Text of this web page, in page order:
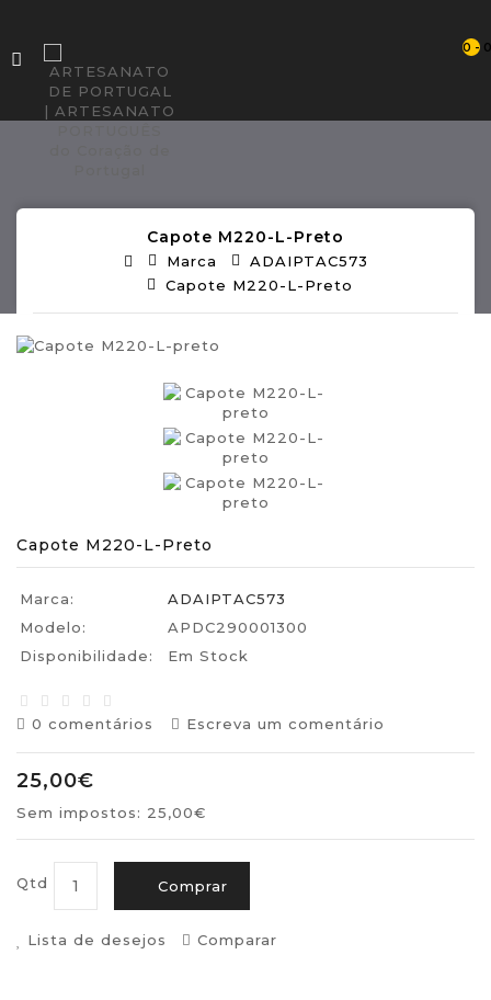
0 -
Capote M220-L-Preto
Marca
ADAIPTAC573
Capote M220-L-Preto
Capote M220-L-Preto
Marca:
ADAIPTAC573
Modelo:
APDC290001300
Disponibilidade:
Em Stock
0 comentários Escreva um comentário
25,00€
Sem impostos: 25,00€
Qtd Comprar
Lista de desejos Comparar